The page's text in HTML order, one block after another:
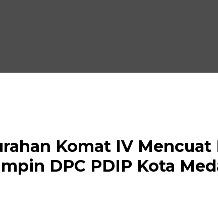
Komat IV
DPC PDIP Kota